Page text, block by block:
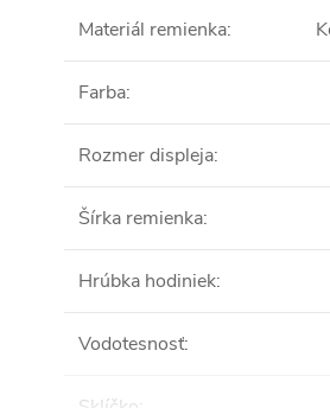
Materiál remienka:
Farba:
Rozmer displeja:
Šírka remienka:
Hrúbka hodiniek:
Vodotesnosť: